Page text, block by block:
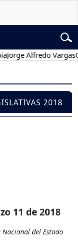
Jorge Alfredo Vargas
2018
11 de 2018
del Estado